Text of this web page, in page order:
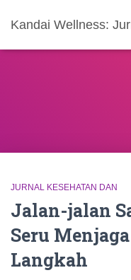
Kandai Wellness:
JURNAL KESEHATAN DAN
Jalan-jalan
Seru
Langkah